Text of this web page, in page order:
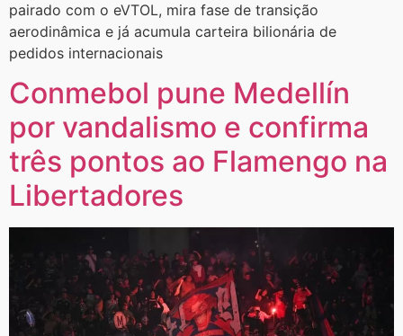
pairado com o eVTOL, mira fase de transição
aerodinâmica e já acumula carteira bilionária de
pedidos internacionais
Conmebol pune Medellín
por vandalismo e confirma
três pontos ao Flamengo na
Libertadores